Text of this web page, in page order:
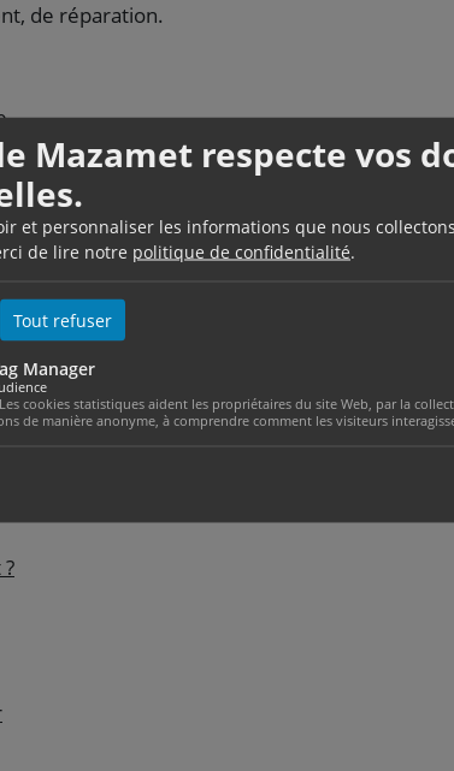
Mazamet respecte vos
et personnaliser les informations que nous
de lire notre politique de confidentialité.
Tout refuser
Manager
cookies statistiques aident les propriétaires du site Web, par la
de manière anonyme, à comprendre comment les visiteurs
de réparation.
vices cachés pour un bien acheté neuf et